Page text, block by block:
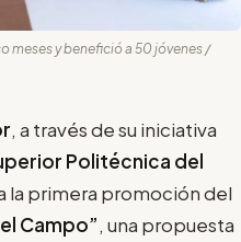
meses y benefició a 50 jóvenes /
, a través de su iniciativa
Politécnica del
la primera promoción del
Campo”, una propuesta